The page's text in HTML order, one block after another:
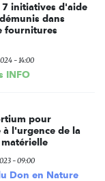
7 initiatives d'aide
dans
fournitures
- 14:00
INFO
pour
l'urgence de la
- 09:00
Don en Nature